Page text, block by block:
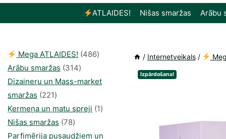
ATLAIDES! Nišas smaržas Arābu
/ Internetveikals /
Izpārdošana!
Mega ATLAIDES! 486486
Arābu smaržas 314314
produkti
Dizaineru un Mass-market
smaržas 221221
produkts
Ķermeņa un matu spreji 11
Nišas smaržas 7878
produkts
Parfimērija pusaudžiem un